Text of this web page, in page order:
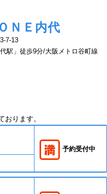
Ｅ内代
7-13
駅」徒歩9分/大阪メトロ谷町線
ります。
予約受付中